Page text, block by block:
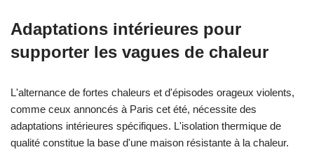
Adaptations intérieures pour
supporter les vagues de chaleur
L'alternance de fortes chaleurs et d'épisodes orageux violents,
comme ceux annoncés à Paris cet été, nécessite des
adaptations intérieures spécifiques. L'isolation thermique de
qualité constitue la base d'une maison résistante à la chaleur.